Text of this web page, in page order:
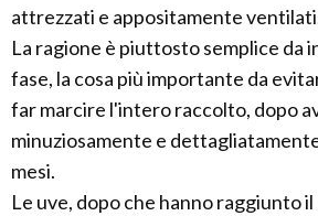
attrezzati e appositamente
La ragione è piuttosto semplice da
fase, la cosa più importante da
far marcire l'intero raccolto, dopo
minuziosamente e
mesi.
Le uve, dopo che hanno raggiunto